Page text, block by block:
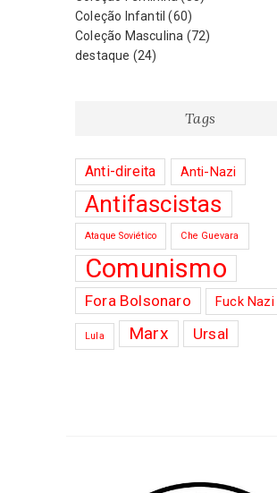
na
página
do
produto
Coleção Infantil (60)
Coleção Masculina (72)
destaque (24)
Tags
Anti-direita Anti-Nazi
Antifascistas
Ataque Soviético Che Guevara
Comunismo
Fora Bolsonaro Fuck Nazi
Lula Marx Ursal